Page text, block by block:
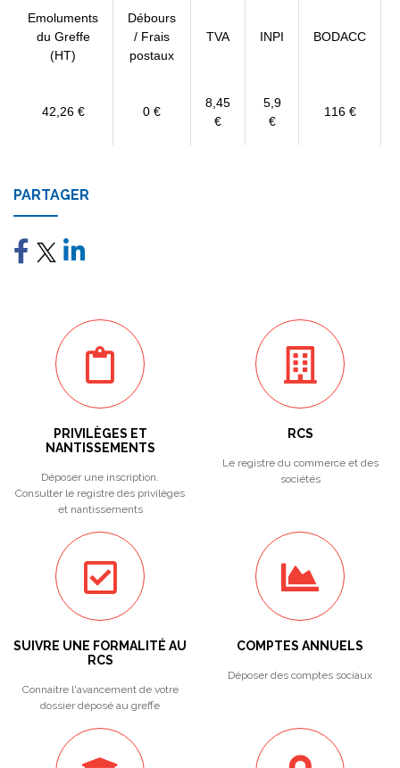
Emoluments
du Greffe
(HT)
Débours
/ Frais
postaux
TVA INPI BODACC
42,26 € 0 €
8,45
€
5,9
€
116 €
PARTAGER
PRIVILÈGES ET
NANTISSEMENTS
Déposer une inscription.
Consulter le registre des privilèges
et nantissements
RCS
Le registre du commerce et des
sociétés
SUIVRE UNE FORMALITÉ AU
RCS
Connaitre l'avancement de votre
dossier déposé au greffe
COMPTES ANNUELS
Déposer des comptes sociaux